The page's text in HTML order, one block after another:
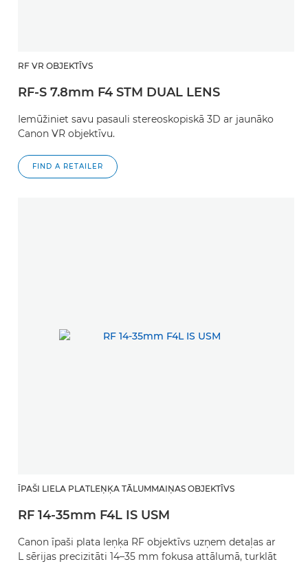
RF VR OBJEKTĪVS
RF-S 7.8mm F4 STM DUAL LENS
Iemūžiniet savu pasauli stereoskopiskā 3D ar jaunāko
Canon VR objektīvu.
FIND A RETAILER
ĪPAŠI LIELA PLATLEŅĶA TĀLUMMAIŅAS OBJEKTĪVS
RF 14-35mm F4L IS USM
Canon īpaši plata leņķa RF objektīvs uzņem detaļas ar
L sērijas precizitāti 14–35 mm fokusa attālumā, turklāt